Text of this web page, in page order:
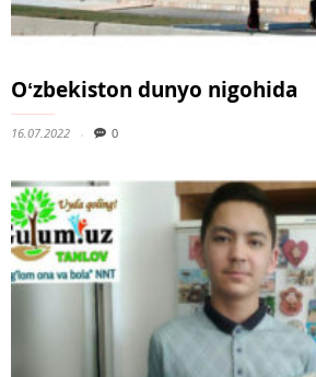
Oʻzbekiston dunyo nigohida
16.07.2022 0